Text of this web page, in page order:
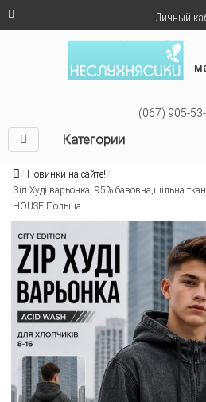
Личный
(067) 905-
Категории
Новинки на сайте!
Зіп Худі варьонка, 95% бавовна,щільна
HOUSE.Польща.